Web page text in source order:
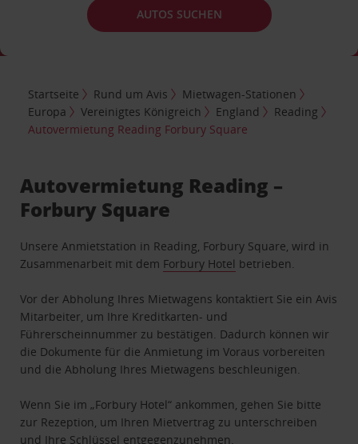
AUTOS SUCHEN
Startseite Rund um Avis
Mietwagen-Stationen
Europa
Vereinigtes Königreich England
Reading
Autovermietung Reading Forbury Square
Autovermietung Reading –
Forbury Square
Unsere Anmietstation in Reading, Forbury Square, wird in
Zusammenarbeit mit dem Forbury Hotel betrieben.
Vor der Abholung Ihres Mietwagens kontaktiert Sie ein Avis
Mitarbeiter, um Ihre Kreditkarten- und
Führerscheinnummer zu bestätigen. Dadurch können wir
die Dokumente für die Anmietung im Voraus vorbereiten
und die Abholung Ihres Mietwagens beschleunigen.
Wenn Sie im „Forbury Hotel“ ankommen, gehen Sie bitte
zur Rezeption, um Ihren Mietvertrag zu unterschreiben
und Ihre Schlüssel entgegenzunehmen.